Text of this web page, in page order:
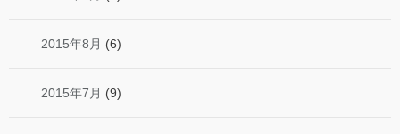
2015年8月 (6)
2015年7月 (9)